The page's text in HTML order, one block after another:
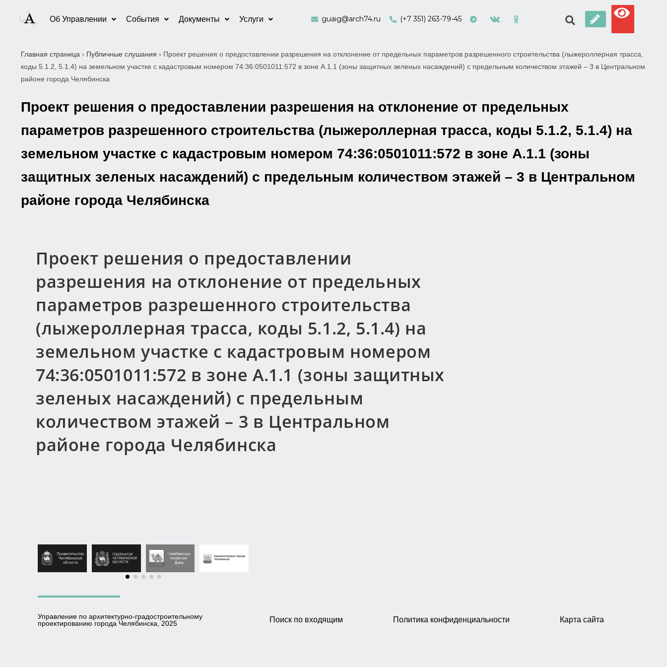
Об Управлении События Документы Услуги guaig@arch74.ru (+7 351) 263-79-45
Главная страница › Публичные слушания › Проект решения о предоставлении разрешения на отклонение от предельных параметров разрешенного строительства (лыжероллерная трасса,
коды 5.1.2, 5.1.4) на земельном участке с кадастровым номером 74:36:0501011:572 в зоне А.1.1 (зоны защитных зеленых насаждений) с предельным количеством этажей – 3 в Центральном
районе города Челябинска
Проект решения о предоставлении разрешения на отклонение от предельных
параметров разрешенного строительства (лыжероллерная трасса, коды 5.1.2, 5.1.4) на
земельном участке с кадастровым номером 74:36:0501011:572 в зоне А.1.1 (зоны
защитных зеленых насаждений) с предельным количеством этажей – 3 в Центральном
районе города Челябинска
Проект решения о предоставлении
разрешения на отклонение от предельных
параметров разрешенного строительства
(лыжероллерная трасса, коды 5.1.2, 5.1.4) на
земельном участке с кадастровым номером
74:36:0501011:572 в зоне А.1.1 (зоны защитных
зеленых насаждений) с предельным
количеством этажей – 3 в Центральном
районе города Челябинска
Управление по архитектурно-градостроительному
проектированию города Челябинска, 2025
Поиск по входящим Политика конфиденциальности Карта сайта